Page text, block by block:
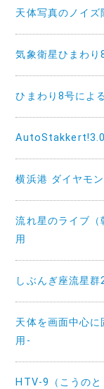
天体写真のノイズ
気象衛星ひまわ
ひまわり8号によ
AutoStakkert!3.0
横浜港 ダイヤモ
流れ星のライブ（
用
しぶんぎ座流星
天体を画面中心
用-
HTV-9（こうの